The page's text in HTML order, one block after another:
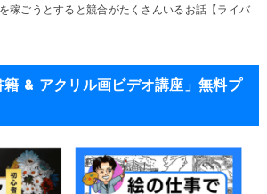
稼ごうとすると競合がたくさんいるお話【ライバ
籍 & アクリル画ビデオ講座」無料プ